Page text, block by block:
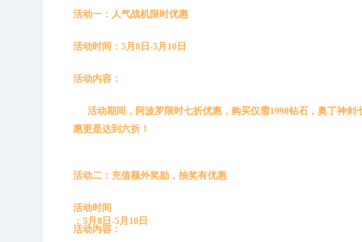
活动一： 人气战机限时优惠
活动时间：5月8日-5月10日
活动内容：
活动期间，阿波罗限时七折优惠，购买仅需1998钻石，奥丁神剑
惠更是达到六折！
活动二： 充值额外奖励，抽奖有优惠
活动时间
：5月8日-5月10日
活动内容：